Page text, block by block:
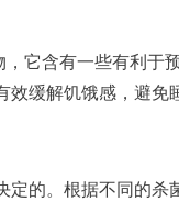
它含有一些有利
缓解饥饿感，避
的。根据不同的